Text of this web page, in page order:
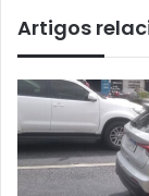
Artigos